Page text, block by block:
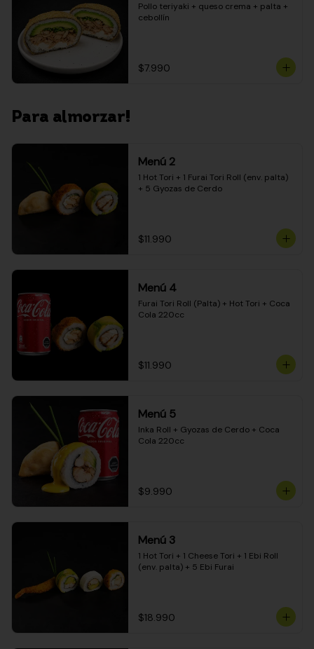
Pollo teriyaki + queso crema + palta +
cebollín
$7.990
Para almorzar!
Menú 2
1 Hot Tori + 1 Furai Tori Roll (env. palta)
+ 5 Gyozas de Cerdo
$11.990
Menú 4
Furai Tori Roll (Palta) + Hot Tori + Coca
Cola 220cc
$11.990
Menú 5
Inka Roll + Gyozas de Cerdo + Coca
Cola 220cc
$9.990
Menú 3
1 Hot Tori + 1 Cheese Tori + 1 Ebi Roll
(env. palta) + 5 Ebi Furai
$18.990